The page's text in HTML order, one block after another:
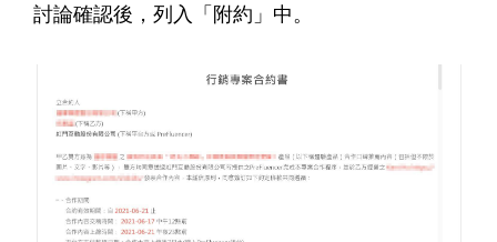
討論確認後，列入「附約」中。